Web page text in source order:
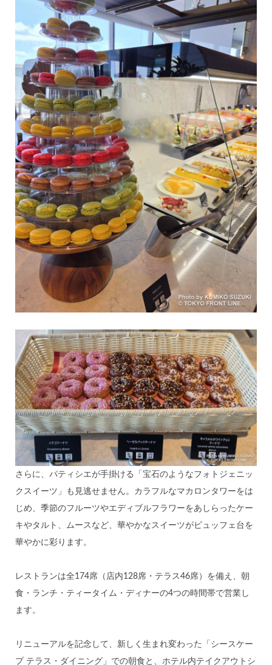
さらに、パティシエが手掛ける「宝石のようなフォトジェニッ
クスイーツ」も見逃せません。カラフルなマカロンタワーをは
じめ、季節のフルーツやエディブルフラワーをあしらったケー
キやタルト、ムースなど、華やかなスイーツがビュッフェ台を
華やかに彩ります。
レストランは全174席（店内128席・テラス46席）を備え、朝
食・ランチ・ティータイム・ディナーの4つの時間帯で営業し
ます。
リニューアルを記念して、新しく生まれ変わった「シースケー
プ テラス・ダイニング」での朝食と、ホテル内テイクアウトシ